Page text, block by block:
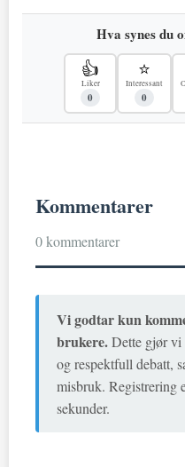
Hva synes du
👍
Liker
0
⭐
Interessant
0
Kommentarer
0 kommentarer
Vi godtar kun
brukere.Dette gjør vi
og respektfull debatt,
misbruk. Registrering
sekunder.